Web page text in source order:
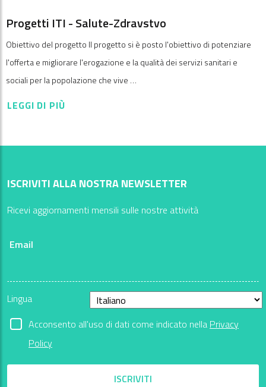
Progetti ITI - Salute-Zdravstvo
Obiettivo del progetto Il progetto si è posto l'obiettivo di potenziare
l'offerta e migliorare l'erogazione e la qualità dei servizi sanitari e
sociali per la popolazione che vive …
LEGGI DI PIÙ
ISCRIVITI ALLA NOSTRA NEWSLETTER
Ricevi aggiornamenti mensili sulle nostre attività
Email
Lingua
Acconsento all'uso di dati come indicato nella Privacy
Policy
ISCRIVITI